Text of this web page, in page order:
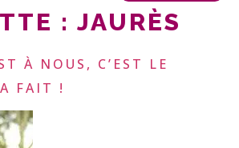
: JAURÈS
À NOUS, C’EST LE
FAIT !